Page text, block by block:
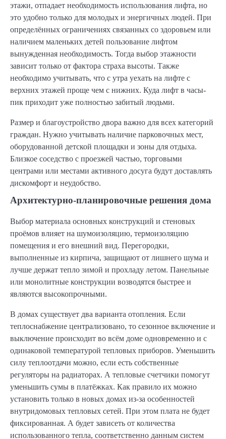
этажи, отпадает необходимость использования лифта, но
это удобно только для молодых и энергичных людей. При
определённых ограничениях связанных со здоровьем или
наличием маленьких детей пользование лифтом
вынужденная необходимость. Тогда выбор этажности
зависит только от фактора страха высоты. Также
необходимо учитывать, что с утра уехать на лифте с
верхних этажей проще чем с нижних. Куда лифт в часы-
пик приходит уже полностью забитый людьми.
Размер и благоустройство двора важно для всех категорий
граждан. Нужно учитывать наличие парковочных мест,
оборудованной детской площадки и зоны для отдыха.
Близкое соседство с проезжей частью, торговыми
центрами или местами активного досуга будут доставлять
дискомфорт и неудобство.
Архитектурно-планировочные решения дома
Выбор материала основных конструкций и стеновых
проёмов влияет на шумоизоляцию, термоизоляцию
помещения и его внешний вид. Перегородки,
выполненные из кирпича, защищают от лишнего шума и
лучше держат тепло зимой и прохладу летом. Панельные
или монолитные конструкции возводятся быстрее и
являются высокопрочными.
В домах существует два варианта отопления. Если
теплоснабжение централизовано, то сезонное включение и
выключение происходит во всём доме одновременно и с
одинаковой температурой тепловых приборов. Уменьшить
силу теплоотдачи можно, если есть собственные
регуляторы на радиаторах. А тепловые счетчики помогут
уменьшить сумы в платёжках. Как правило их можно
установить только в новых домах из-за особенностей
внутридомовых тепловых сетей. При этом плата не будет
фиксированная. А будет зависеть от количества
использованного тепла, соответственно данным систем